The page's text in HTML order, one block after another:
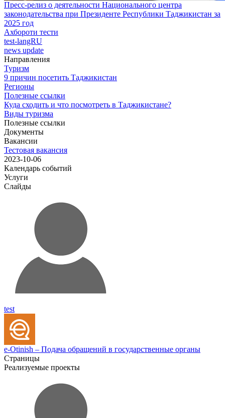
Пресс-релиз о деятельности Национального центра
законодательства при Президенте Республики Таджикистан за
2025 год
Ахбороти тести
test-langRU
news update
Направления
Туризм
9 причин посетить Таджикистан
Регионы
Полезные ссылки
Куда сходить и что посмотреть в Таджикистане?
Виды туризма
Полезные ссылки
Документы
Вакансии
Тестовая вакансия
2023-10-06
Календарь событий
Услуги
Слайды
test
e-Otinish – Подача обращений в государственные органы
Страницы
Реализуемые проекты